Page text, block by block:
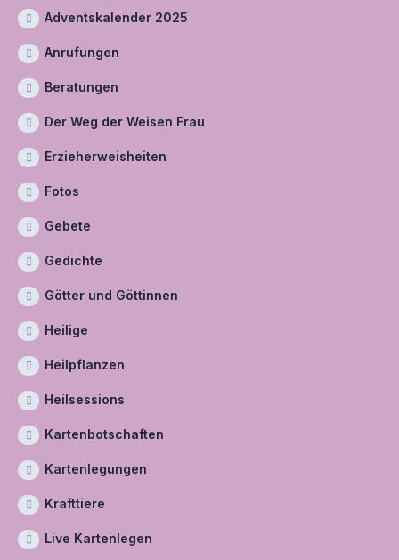
Adventskalender 2025
Anrufungen
Beratungen
Der Weg der Weisen Frau
Erzieherweisheiten
Fotos
Gebete
Gedichte
Götter und Göttinnen
Heilige
Heilpflanzen
Heilsessions
Kartenbotschaften
Kartenlegungen
Krafttiere
Live Kartenlegen